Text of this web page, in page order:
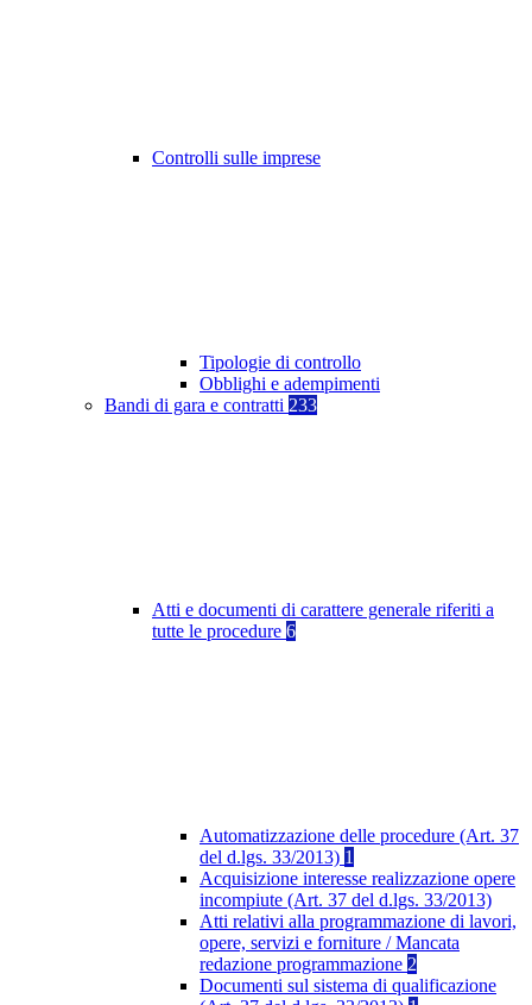
Controlli sulle imprese
Tipologie di controllo
Obblighi e adempimenti
Bandi di gara e contratti 233
Atti e documenti di carattere generale riferiti a
tutte le procedure 6
Automatizzazione delle procedure (Art. 37
del d.lgs. 33/2013) 1
Acquisizione interesse realizzazione opere
incompiute (Art. 37 del d.lgs. 33/2013)
Atti relativi alla programmazione di lavori,
opere, servizi e forniture / Mancata
redazione programmazione 2
Documenti sul sistema di qualificazione